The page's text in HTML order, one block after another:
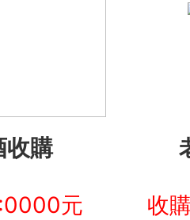
收購
元 收